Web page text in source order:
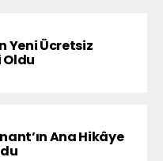
Yeni Ücretsiz
Oldu
Ana Hikâye